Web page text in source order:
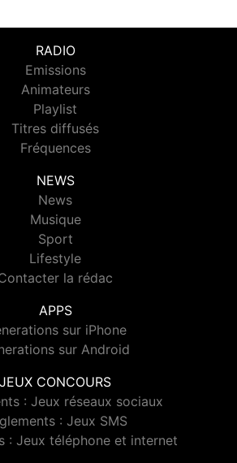
RADIO
Emissions
Animateurs
Playlist
Titres diffusés
Fréquences
NEWS
News
Musique
Sport
Lifestyle
la rédac
APPS
sur iPhone
sur Android
JEUX CONCOURS
: Jeux réseaux sociaux
: Jeux SMS
: Jeux téléphone et internet